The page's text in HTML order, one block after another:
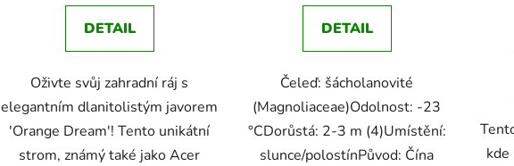
4,8
z
hvězdiček.
DETAIL
Oživte svůj zahradní ráj s
elegantním dlanitolistým javorem
'Orange Dream'! Tento unikátní
strom, známý také jako Acer
4,8
z
hvězdiček.
DETAIL
Čeleď: šácholanovité
(Magnoliaceae)Odolnost: -23
°CDorůstá: 2-3 m (4)Umístění:
slunce/polostínPůvod: Čína
kde